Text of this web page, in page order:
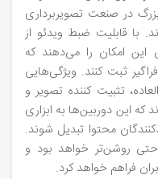
بزرگ در صنعت تصویربرداری
با قابلیت ضبط ویدئو از
این امکان را می‌دهند که
ثبت کنند. ویژگی‌هایی
تثبیت‌ کننده تصویر و
این دوربین‌ها به ابزاری
محتوا تبدیل شوند.
حتی روشن‌تر خواهد بود و
فراهم خواهد کرد.